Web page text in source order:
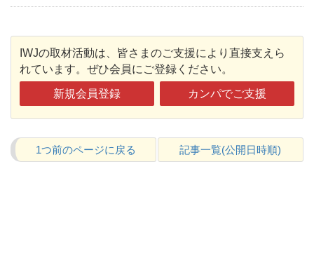
IWJの取材活動は、皆さまのご支援により直接支えら
れています。ぜひ会員にご登録ください。
新規会員登録 カンパでご支援
1つ前のページに戻る 記事一覧(公開日時順)